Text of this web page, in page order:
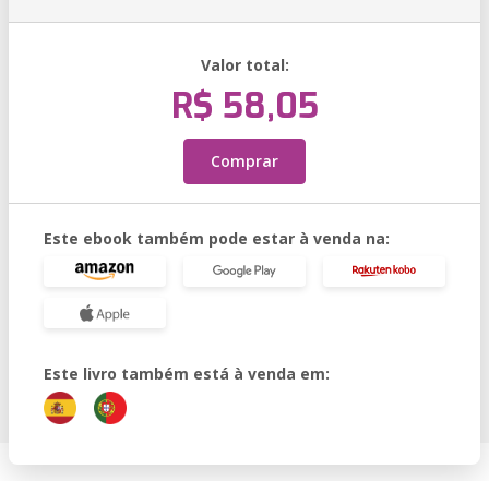
Valor total:
R$ 58,05
Comprar
Este ebook também pode estar à venda na:
Este livro também está à venda em: